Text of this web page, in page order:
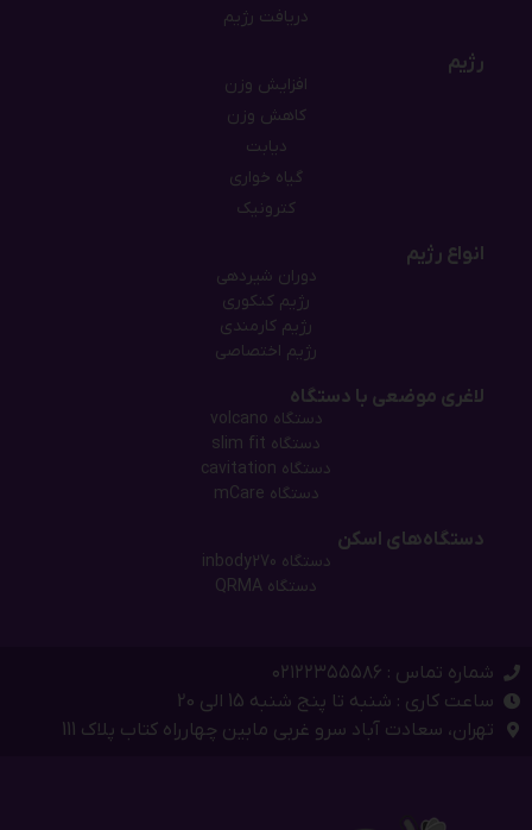
دریافت رژیم
رژیم
افزایش وزن
کاهش وزن
دیابت
گیاه خواری
کترونیک
انواع رژیم
دوران شیردهی
رژیم کنکوری
رژیم کارمندی
رژیم اختصاصی
لاغری موضعی با دستگاه
دستگاه‌ volcano
دستگاه‌ slim fit
دستگاه cavitation
دستگاه mCare
دستگاه‌های اسکن
دستگاه inbody270
دستگاه QRMA
شماره تماس : ۰۲۱۲۲۳۵۵۵۸۶
ساعت کاری : شنبه تا پنج شنبه 15 الی 20
تهران، سعادت آباد سرو غربی مابین چهارراه کتاب پلاک 111